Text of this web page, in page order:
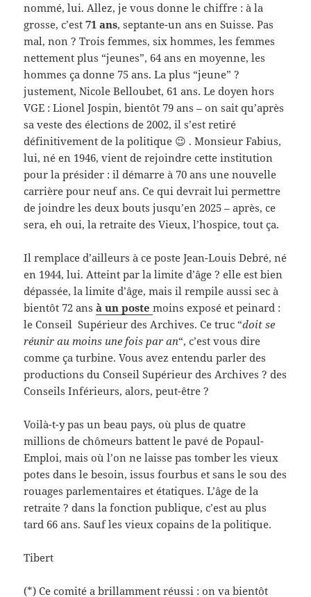
nommé, lui. Allez, je vous donne le chiffre : à la
grosse, c’est71 ans, septante-un ans en Suisse. Pas
mal, non ? Trois femmes, six hommes, les femmes
nettement plus “jeunes”, 64 ans en moyenne, les
hommes ça donne 75 ans. La plus “jeune” ?
justement, Nicole Belloubet, 61 ans. Le doyen hors
VGE : Lionel Jospin, bientôt 79 ans – on sait qu’après
sa veste des élections de 2002, il s’est retiré
définitivement de la politique 😉 . Monsieur Fabius,
lui, né en 1946, vient de rejoindre cette institution
pour la présider : il démarre à 70 ans une nouvelle
carrière pour neuf ans. Ce qui devrait lui permettre
de joindre les deux bouts jusqu’en 2025 – après, ce
sera, eh oui, la retraite des Vieux, l’hospice, tout ça.
Il remplace d’ailleurs à ce poste Jean-Louis Debré, né
en 1944, lui. Atteint par la limite d’âge ? elle est bien
dépassée, la limite d’âge, mais il rempile aussi sec à
bientôt 72 ansà un poste moins exposé et peinard :
le Conseil Supérieur des Archives. Ce truc “doit se
réunir au moins une fois par an“, c’est vous dire
comme ça turbine. Vous avez entendu parler des
productions du Conseil Supérieur des Archives ? des
Conseils Inférieurs, alors, peut-être ?
Voilà-t-y pas un beau pays, où plus de quatre
millions de chômeurs battent le pavé de Popaul-
Emploi, mais où l’on ne laisse pas tomber les vieux
potes dans le besoin, issus fourbus et sans le sou des
rouages parlementaires et étatiques. L’âge de la
retraite ? dans la fonction publique, c’est au plus
tard 66 ans. Sauf les vieux copains de la politique.
Tibert
(*) Ce comité a brillamment réussi : on va bientôt